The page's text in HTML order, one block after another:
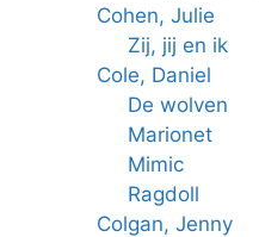
Cohen, Julie
Zij, jij en ik
Cole, Daniel
De wolven
Marionet
Mimic
Ragdoll
Colgan, Jenny